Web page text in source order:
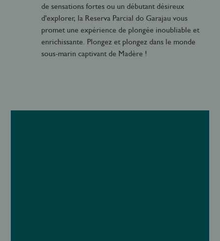
de sensations fortes ou un débutant désireux
d'explorer, la Reserva Parcial do Garajau vous
promet une expérience de plongée inoubliable et
enrichissante. Plongez et plongez dans le monde
sous-marin captivant de Madère !